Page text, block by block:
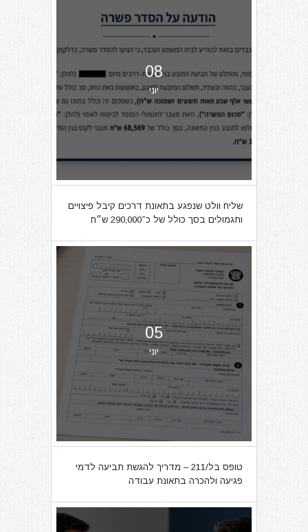
08
יוני
שליח וולט שנפגע בתאונת דרכים קיבל פיצויים
ותגמולים בסך כולל של כ־290,000 ש״ח
05
יוני
טופס בל/211 – מדריך להגשת תביעה לדמי
פגיעה ולהכרה בתאונת עבודה